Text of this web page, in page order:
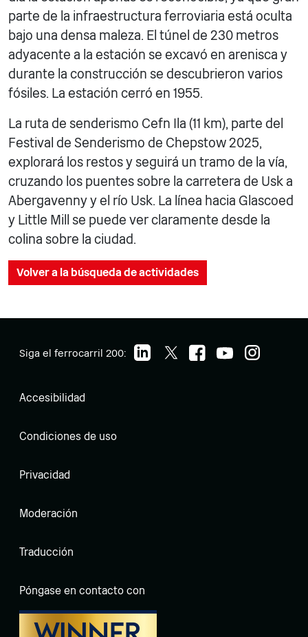
parte de la infraestructura ferroviaria está oculta
bajo una densa maleza. El túnel de 230 metros
adyacente a la estación se excavó en arenisca y
durante la construcción se descubrieron varios
fósiles. La estación cerró en 1955.
La ruta de senderismo Cefn Ila (11 km), parte del
Festival de Senderismo de Chepstow 2025,
explorará los restos y seguirá un tramo de la vía,
cruzando los puentes sobre la carretera de Usk a
Abergavenny y el río Usk. La línea hacia Glascoed
y Little Mill se puede ver claramente desde la
colina sobre la ciudad.
Volver a la búsqueda de actividades
Siga el ferrocarril 200:
Accesibilidad
Condiciones de uso
Privacidad
Moderación
Traducción
Póngase en contacto con